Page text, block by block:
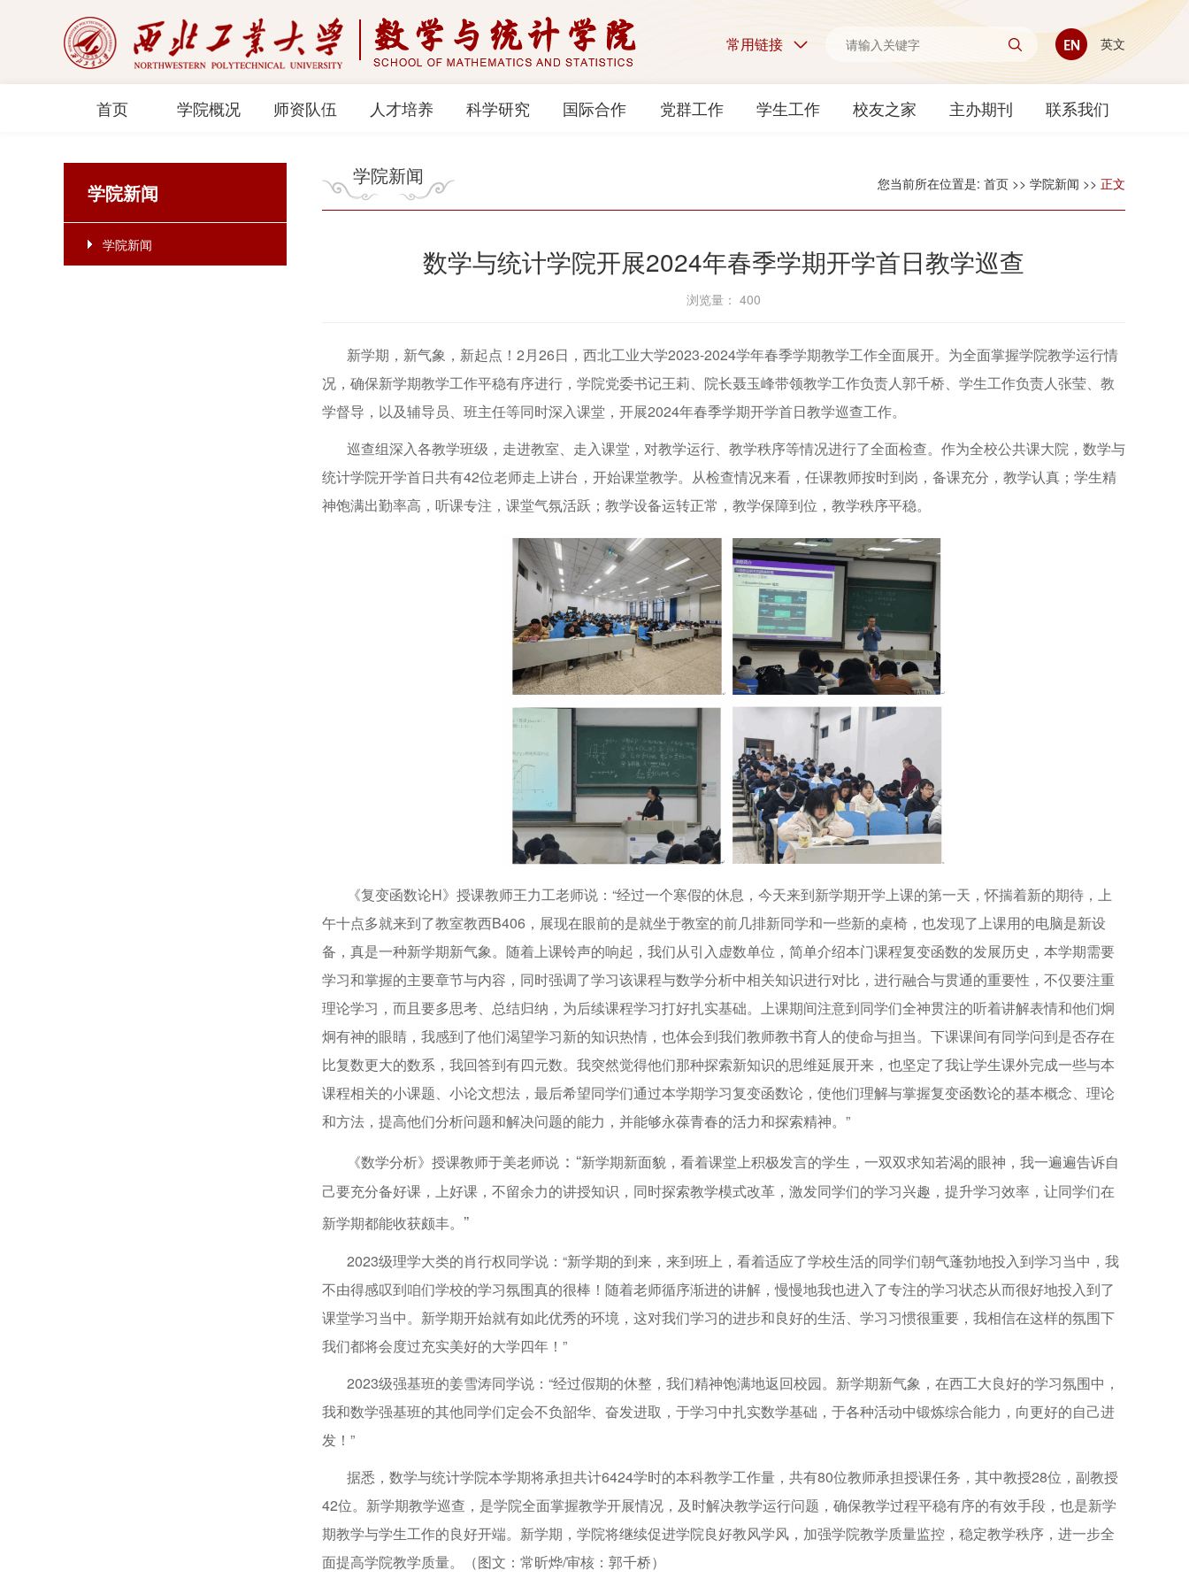
英文
常用链接
首页 学院概况 师资队伍 人才培养 科学研究 国际合作 党群工作 学生工作 校友之家 主办期刊 联系我们
学院新闻
学院新闻
学院新闻 您当前所在位置是: 首页 >> 学院新闻 >> 正文
数学与统计学院开展2024年春季学期开学首日教学巡查
浏览量： 400
新学期，新气象，新起点！2月26日，西北工业大学2023-2024学年春季学期教学工作全面展开。为全面掌握学院教学运行情
况，确保新学期教学工作平稳有序进行，学院党委书记王莉、院长聂玉峰带领教学工作负责人郭千桥、学生工作负责人张莹、教
学督导，以及辅导员、班主任等同时深入课堂，开展2024年春季学期开学首日教学巡查工作。
巡查组深入各教学班级，走进教室、走入课堂，对教学运行、教学秩序等情况进行了全面检查。作为全校公共课大院，数学与
统计学院开学首日共有42位老师走上讲台，开始课堂教学。从检查情况来看，任课教师按时到岗，备课充分，教学认真；学生精
神饱满出勤率高，听课专注，课堂气氛活跃；教学设备运转正常，教学保障到位，教学秩序平稳。
《复变函数论H》授课教师王力工老师说：“经过一个寒假的休息，今天来到新学期开学上课的第一天，怀揣着新的期待，上
午十点多就来到了教室教西B406，展现在眼前的是就坐于教室的前几排新同学和一些新的桌椅，也发现了上课用的电脑是新设
备，真是一种新学期新气象。随着上课铃声的响起，我们从引入虚数单位，简单介绍本门课程复变函数的发展历史，本学期需要
学习和掌握的主要章节与内容，同时强调了学习该课程与数学分析中相关知识进行对比，进行融合与贯通的重要性，不仅要注重
理论学习，而且要多思考、总结归纳，为后续课程学习打好扎实基础。上课期间注意到同学们全神贯注的听着讲解表情和他们炯
炯有神的眼睛，我感到了他们渴望学习新的知识热情，也体会到我们教师教书育人的使命与担当。下课课间有同学问到是否存在
比复数更大的数系，我回答到有四元数。我突然觉得他们那种探索新知识的思维延展开来，也坚定了我让学生课外完成一些与本
课程相关的小课题、小论文想法，最后希望同学们通过本学期学习复变函数论，使他们理解与掌握复变函数论的基本概念、理论
和方法，提高他们分析问题和解决问题的能力，并能够永葆青春的活力和探索精神。”
《数学分析》授课教师于美老师说 ：“新学期新面貌，看着课堂上积极发言的学生，一双双求知若渴的眼神，我一遍遍告诉自
己要充分备好课，上好课，不留余力的讲授知识，同时探索教学模式改革，激发同学们的学习兴趣，提升学习效率，让同学们在
新学期都能收获颇丰。 ”
2023级理学大类的肖行权同学说：“新学期的到来，来到班上，看着适应了学校生活的同学们朝气蓬勃地投入到学习当中，我
不由得感叹到咱们学校的学习氛围真的很棒！随着老师循序渐进的讲解，慢慢地我也进入了专注的学习状态从而很好地投入到了
课堂学习当中。新学期开始就有如此优秀的环境，这对我们学习的进步和良好的生活、学习习惯很重要，我相信在这样的氛围下
我们都将会度过充实美好的大学四年！”
2023级强基班的姜雪涛同学说：“经过假期的休整，我们精神饱满地返回校园。新学期新气象，在西工大良好的学习氛围中，
我和数学强基班的其他同学们定会不负韶华、奋发进取，于学习中扎实数学基础，于各种活动中锻炼综合能力，向更好的自己进
发！”
据悉，数学与统计学院本学期将承担共计6424学时的本科教学工作量，共有80位教师承担授课任务，其中教授28位，副教授
42位。新学期教学巡查，是学院全面掌握教学开展情况，及时解决教学运行问题，确保教学过程平稳有序的有效手段，也是新学
期教学与学生工作的良好开端。新学期，学院将继续促进学院良好教风学风，加强学院教学质量监控，稳定教学秩序，进一步全
面提高学院教学质量。（图文：常昕烨/审核：郭千桥）